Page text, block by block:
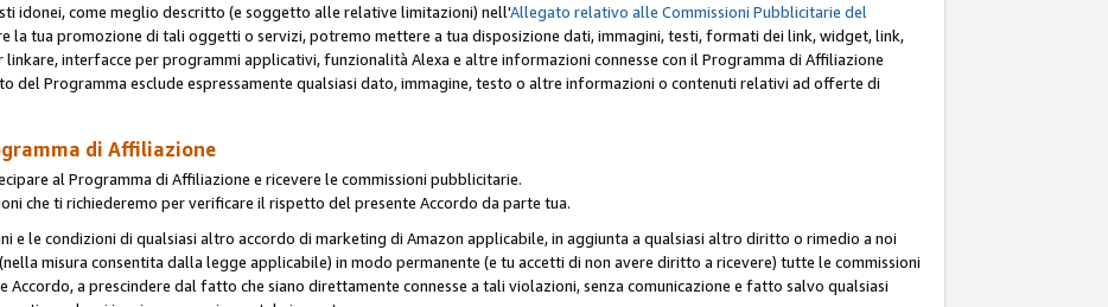
idonei, come meglio descritto (e soggetto alle relative limitazioni) nell'Allegato relativo alle Commissioni Pubblicitarie del
la tua promozione di tali oggetti o servizi, potremo mettere a tua disposizione dati, immagini, testi, formati dei link, widget, link,
interfacce per programmi applicativi, funzionalità Alexa e altre informazioni connesse con il Programma di Affiliazione
del Programma esclude espressamente qualsiasi dato, immagine, testo o altre informazioni o contenuti relativi ad offerte di
di Affiliazione
al Programma di Affiliazione e ricevere le commissioni pubblicitarie.
che ti richiederemo per verificare il rispetto del presente Accordo da parte tua.
e le condizioni di qualsiasi altro accordo di marketing di Amazon applicabile, in aggiunta a qualsiasi altro diritto o rimedio a noi
misura consentita dalla legge applicabile) in modo permanente (e tu accetti di non avere diritto a ricevere) tutte le commissioni
a prescindere dal fatto che siano direttamente connesse a tali violazioni, senza comunicazione e fatto salvo qualsiasi